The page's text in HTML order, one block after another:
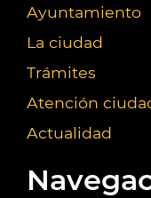
Ayuntamiento
La ciudad
Trámites
Atención
Actualidad